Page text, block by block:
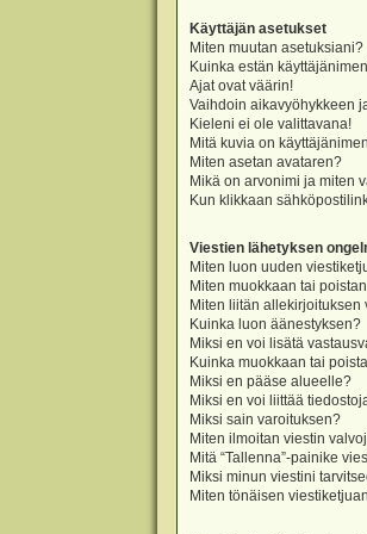
Käyttäjän asetukset
Miten muutan asetuksiani?
Kuinka estän
Ajat ovat väärin!
Vaihdoin aikavyöhykkeen
Kieleni ei ole valittavana!
Mitä kuvia on
Miten asetan avataren?
Mikä on arvonimi ja miten
Kun klikkaan
Viestien lähetyksen
Miten luon uuden
Miten muokkaan tai
Miten liitän allekirjoituksen
Kuinka luon äänestyksen?
Miksi en voi lisätä
Kuinka muokkaan tai
Miksi en pääse alueelle?
Miksi en voi liittää
Miksi sain varoituksen?
Miten ilmoitan viestin
Mitä “Tallenna”-painike
Miksi minun viestini
Miten tönäisen